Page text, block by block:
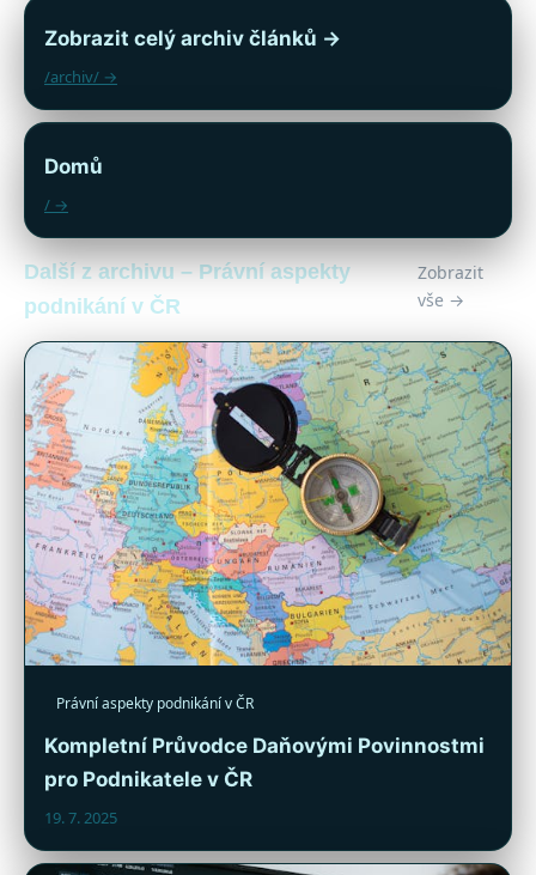
Zobrazit celý archiv článků →
/archiv/ →
Domů
/ →
Další z archivu – Právní aspekty
podnikání v ČR
Zobrazit
vše →
Právní aspekty podnikání v ČR
Kompletní Průvodce Daňovými Povinnostmi
pro Podnikatele v ČR
19. 7. 2025